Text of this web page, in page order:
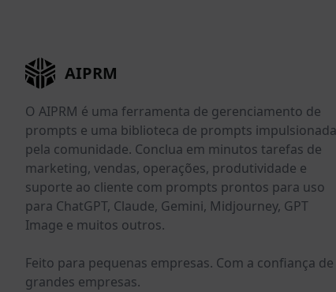
AIPRM
O AIPRM é uma ferramenta de gerenciamento de
prompts e uma biblioteca de prompts impulsionada
pela comunidade. Conclua em minutos tarefas de
marketing, vendas, operações, produtividade e
suporte ao cliente com prompts prontos para uso
para ChatGPT, Claude, Gemini, Midjourney, GPT
Image e muitos outros.
Feito para pequenas empresas. Com a confiança de
grandes empresas.